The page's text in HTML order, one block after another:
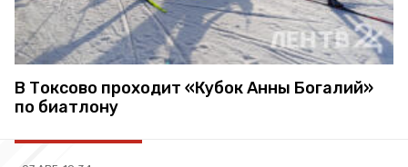
В Токсово проходит «Кубок Анны Богалий»
по биатлону